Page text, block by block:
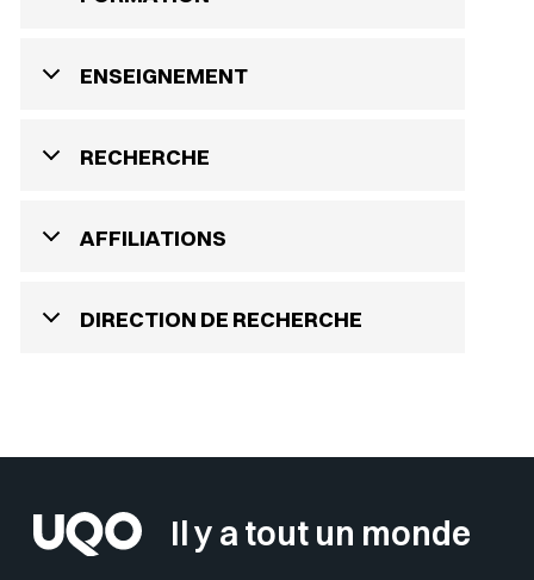
ENSEIGNEMENT
RECHERCHE
AFFILIATIONS
DIRECTION DE RECHERCHE
Il y a tout un monde